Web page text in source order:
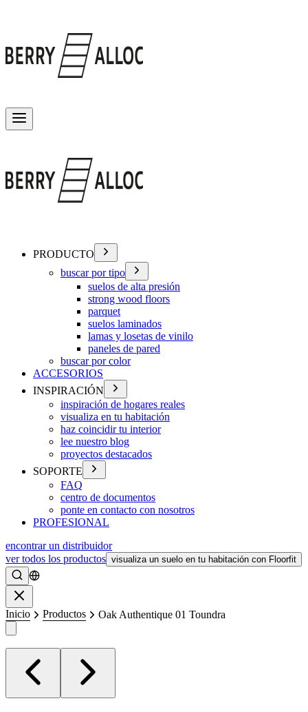
PRODUCTO
buscar por tipo
suelos de alta presión
strong wood floors
parquet
suelos laminados
lamas y losetas de vinilo
paneles de pared
buscar por color
ACCESORIOS
INSPIRACIÓN
inspiración de hogares reales
visualiza en tu habitación
haz coincidir tu interior
lee nuestro blog
proyectos destacados
SOPORTE
FAQ
centro de documentos
ponte en contacto con nosotros
PROFESIONAL
encontrar un distribuidor
ver todos los productos visualiza un suelo en tu habitación con Floorfit
Buscar
Inicio Productos Oak Authentique 01 Toundra